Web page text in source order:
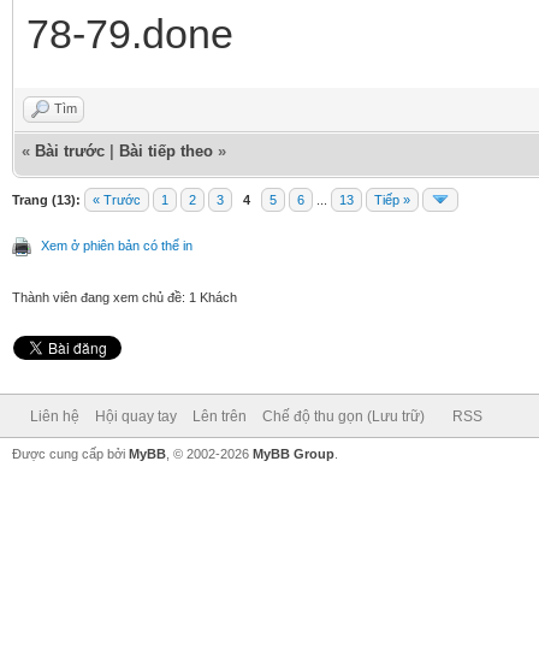
78-79.done
Tìm
« Bài trước Bài tiếp theo »
Trang (13): « Trước 1 2 3 4 5 6 13 Tiếp »
Xem ở phiên bản có thể in
Thành viên đang xem chủ đề: 1 Khách
Liên hệ Hội quay tay Lên trên Chế độ thu gọn (Lưu trữ) RSS
Được cung cấp bởi MyBB , © 2002-2026 MyBB Group